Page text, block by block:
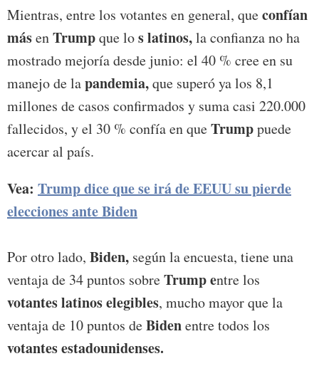
Mientras, entre los votantes en general, queconfían
másenTrumpque los latinos,la confianza no ha
mostrado mejoría desde junio: el 40 % cree en su
manejo de lapandemia,que superó ya los 8,1
millones de casos confirmados y suma casi 220.000
fallecidos, y el 30 % confía en queTrumppuede
acercar al país.
Vea: Trump dice que se irá de EEUU su pierde
elecciones ante Biden
Por otro lado, Biden, según la encuesta, tiene una
ventaja de 34 puntos sobreTrump entre los
votantes latinos elegibles, mucho mayor que la
ventaja de 10 puntos deBidenentre todos los
votantes estadounidenses.